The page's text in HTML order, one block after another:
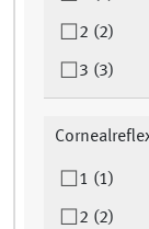
2 (2)
3 (3)
1 (1)
2 (2)